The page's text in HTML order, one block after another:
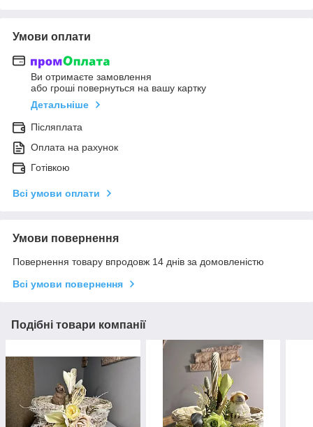
Умови оплати
Ви отримаєте замовлення
або гроші повернуться на вашу картку
Детальніше
Післяплата
Оплата на рахунок
Готівкою
Всі умови оплати
Умови повернення
Повернення товару впродовж 14 днів за домовленістю
Всі умови повернення
Подібні товари компанії